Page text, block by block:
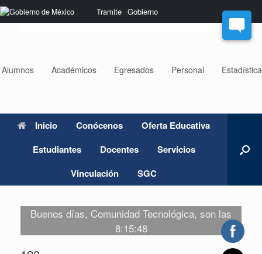
Nota:
este
sistema
Tramite Gobierno
Saltar
al
Alumnos Académicos Egresados Personal
Inicio Conócenos
Oferta Educativa
Estudiantes
Docentes
Servicios
Vinculación
SGC
Buenos días, Comunidad Tecnológica, son las
8:15:48